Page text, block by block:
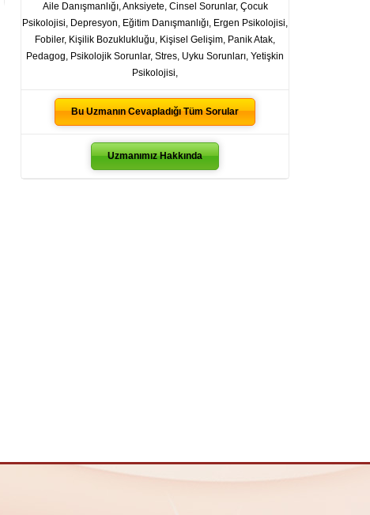
Aile Danışmanlığı,Anksiyete, Cinsel Sorunlar, Çocuk
Psikolojisi, Depresyon, Eğitim Danışmanlığı, Ergen Psikolojisi,
Fobiler, Kişilik Bozuklukluğu, Kişisel Gelişim, Panik Atak,
Pedagog, Psikolojik Sorunlar, Stres, Uyku Sorunları, Yetişkin
Psikolojisi,
Bu Uzmanın Cevapladığı Tüm Sorular
Uzmanımız Hakkında